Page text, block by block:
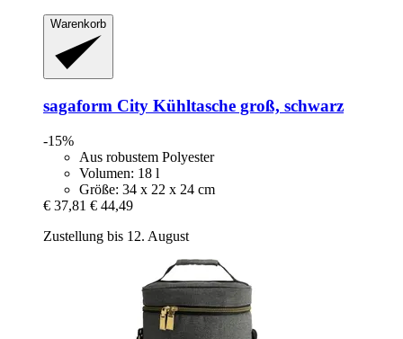
Warenkorb
sagaform City Kühltasche groß, schwarz
-15%
Aus robustem Polyester
Volumen: 18 l
Größe: 34 x 22 x 24 cm
€ 37,81 € 44,49
Zustellung bis 12. August